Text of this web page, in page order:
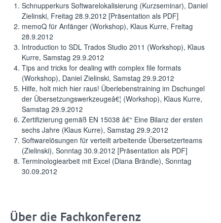
Schnupperkurs Softwarelokalisierung (Kurzseminar), Daniel
Zielinski, Freitag 28.9.2012 [Präsentation als PDF]
memoQ für Anfänger (Workshop), Klaus Kurre, Freitag
28.9.2012
Introduction to SDL Trados Studio 2011 (Workshop), Klaus
Kurre, Samstag 29.9.2012
Tips and tricks for dealing with complex file formats
(Workshop), Daniel Zielinski, Samstag 29.9.2012
Hilfe, holt mich hier raus! Überlebenstraining im Dschungel
der Übersetzungswerkzeugeâ€¦ (Workshop), Klaus Kurre,
Samstag 29.9.2012
Zertifizierung gemäß EN 15038 â€“ Eine Bilanz der ersten
sechs Jahre (Klaus Kurre), Samstag 29.9.2012
Softwarelösungen für verteilt arbeitende Übersetzerteams
(Zielinski), Sonntag 30.9.2012 [Präsentation als PDF]
Terminologiearbeit mit Excel (Diana Brändle), Sonntag
30.09.2012
Über die Fachkonferenz